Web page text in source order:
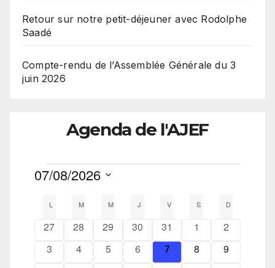
Retour sur notre petit-déjeuner avec Rodolphe
Saadé
Compte-rendu de l’Assemblée Générale du 3
juin 2026
Agenda de l'AJEF